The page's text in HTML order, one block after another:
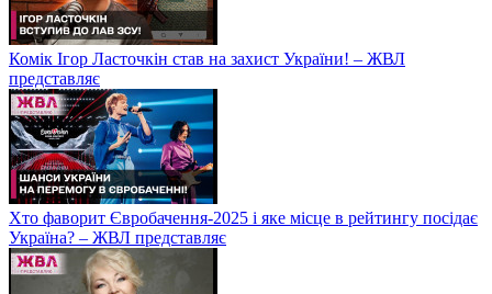
Комік Ігор Ласточкін став на захист України! – ЖВЛ
представляє
Хто фаворит Євробачення-2025 і яке місце в рейтингу посідає
Україна? – ЖВЛ представляє